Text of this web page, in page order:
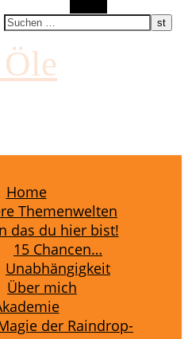
Home
Themenwelten
das du hier bist!
15 Chancen…
Unabhängigkeit
Über mich
der Raindrop-